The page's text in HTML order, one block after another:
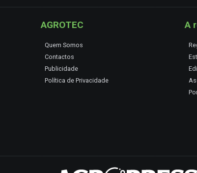
AGROTEC
Quem Somos
Contactos
Publicidade
Política de Privacidade
A